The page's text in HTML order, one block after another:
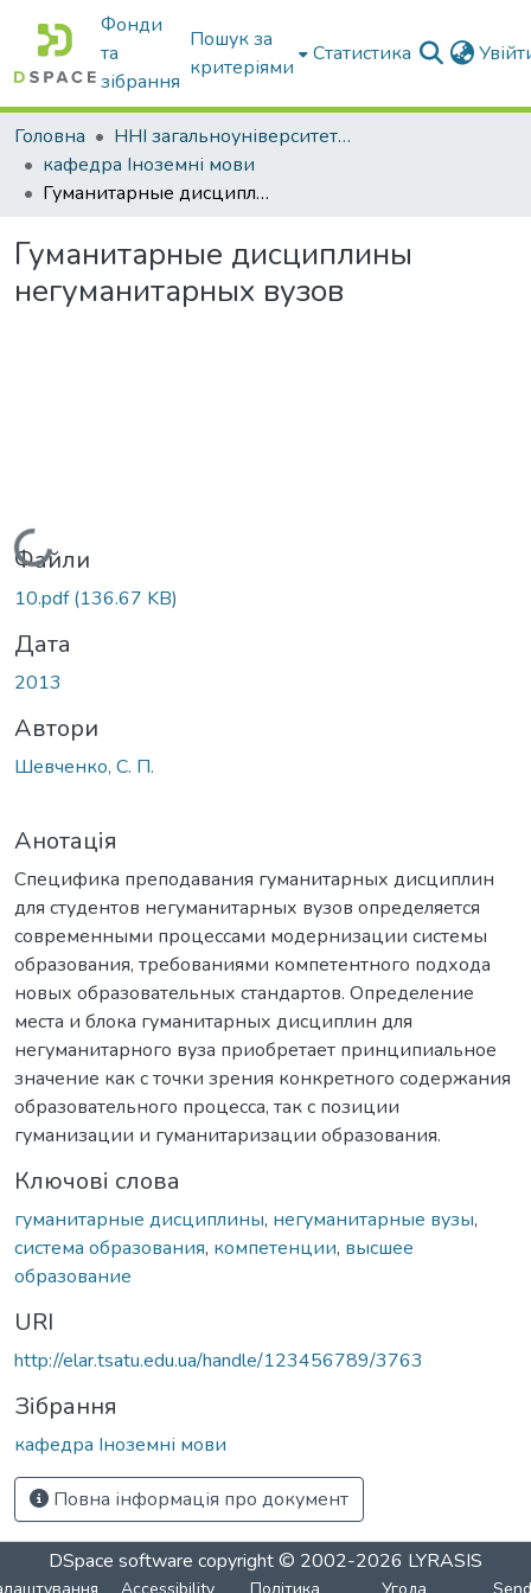
Фонди
та
зібрання
Пошук за
критеріями
Статистика
Головна
ННІ загальноуніверситетської підготовки
кафедра Іноземні мови
Гуманитарные дисциплины негуманитарных вузов
Гуманитарные дисциплины
негуманитарных вузов
Вантажиться...
Файли
10.pdf(136.67 KB)
Дата
2013
Автори
Шевченко, С. П.
Анотація
Специфика преподавания гуманитарных дисциплин
для студентов негуманитарных вузов определяется
современными процессами модернизации системы
образования, требованиями компетентного подхода
новых образовательных стандартов. Определение
места и блока гуманитарных дисциплин для
негуманитарного вуза приобретает принципиальное
значение как с точки зрения конкретного содержания
образовательного процесса, так с позиции
гуманизации и гуманитаризации образования.
Ключові слова
гуманитарные дисциплины, негуманитарные вузы,
система образования, компетенции, высшее
образование
URI
http://elar.tsatu.edu.ua/handle/123456789/3763
Зібрання
кафедра Іноземні мови
Повна інформація про документ
DSpace software copyright © 2002-2026 LYRASIS